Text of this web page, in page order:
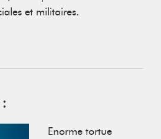
et militaires.
Enorme tortue